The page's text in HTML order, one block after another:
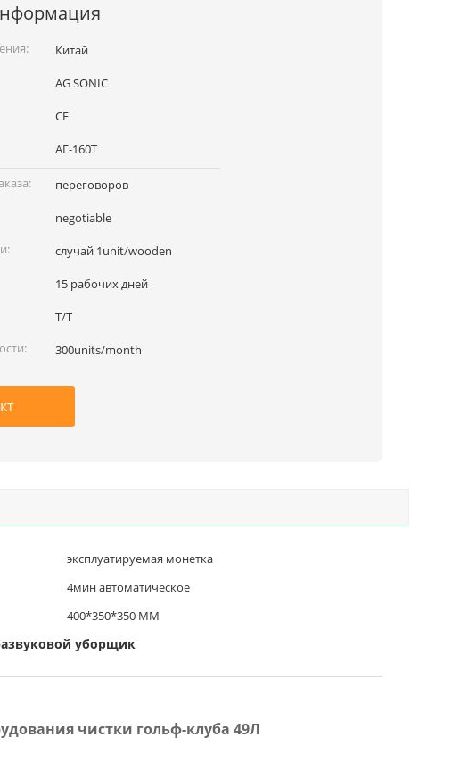
Китай
AG SONIC
CE
АГ-160Т
переговоров
negotiable
случай 1unit/wooden
15 рабочих дней
T/T
300units/month
эксплуатируемая монетка
4мин автоматическое
400*350*350 ММ
уборщик
чистки гольф-клуба 49Л